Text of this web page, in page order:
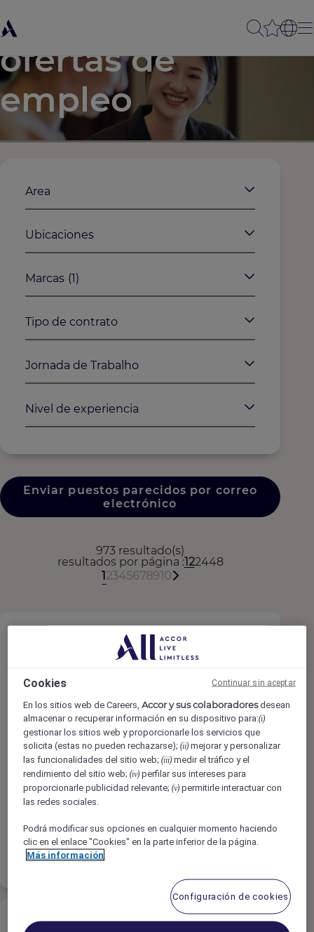
Nuestras
ofertas de
empleo
Area
Ubicaciones
Marcas (1)
Tipo de contrato
Jornada de Trabalho
Nivel de experiencia
Enviar puestos parecidos por correo
electrónico
973 resultado(s)
12345678910
resultados por página 122448
Fairmont Baku - Flame Towers, Baku,
Azerbaijan
Tiempo completo
Leer más
Cookies
En los sitios web de Careers,Accor y sus colaboradoresdesean
almacenar o recuperar información en su dispositivo para:(i)
gestionar los sitios web y proporcionarle los servicios que
solicita (estas no pueden rechazarse);(ii) mejorar y personalizar
las funcionalidades del sitio web;(iii) medir el tráfico y el
rendimiento del sitio web;(iv) perfilar sus intereses para
proporcionarle publicidad relevante;(v) permitirle interactuar con
las redes sociales.
Podrá modificar sus opciones en cualquier momento haciendo
clic en el enlace "Cookies" en la parte inferior de la página.
Más información
Configuración de cookies
Continuar sin aceptar